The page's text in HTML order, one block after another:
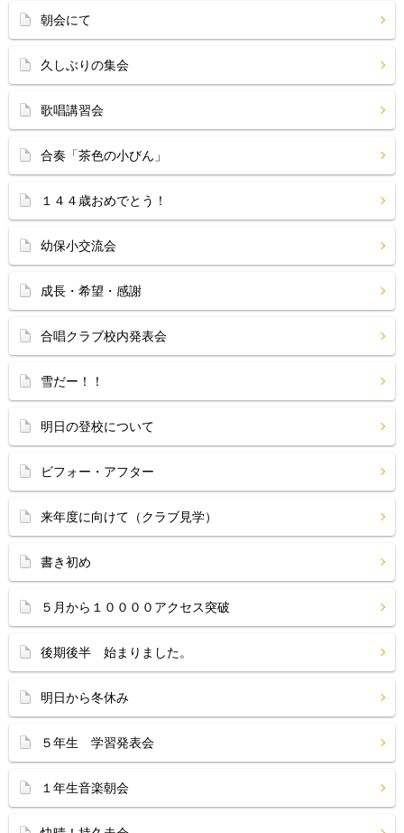
朝会にて
久しぶりの集会
歌唱講習会
合奏「茶色の小びん」
１４４歳おめでとう！
幼保小交流会
成長・希望・感謝
合唱クラブ校内発表会
雪だー！！
明日の登校について
ビフォー・アフター
来年度に向けて（クラブ見学）
書き初め
５月から１００００アクセス突破
後期後半 始まりました。
明日から冬休み
５年生 学習発表会
１年生音楽朝会